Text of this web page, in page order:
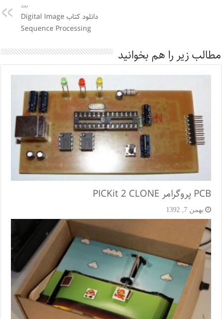
بعد
دانلود کتاب Digital Image
Sequence Processing
مطالب زیر را هم بخوانید
PCB پروگرامر PICKit 2 CLONE
بهمن 7, 1392